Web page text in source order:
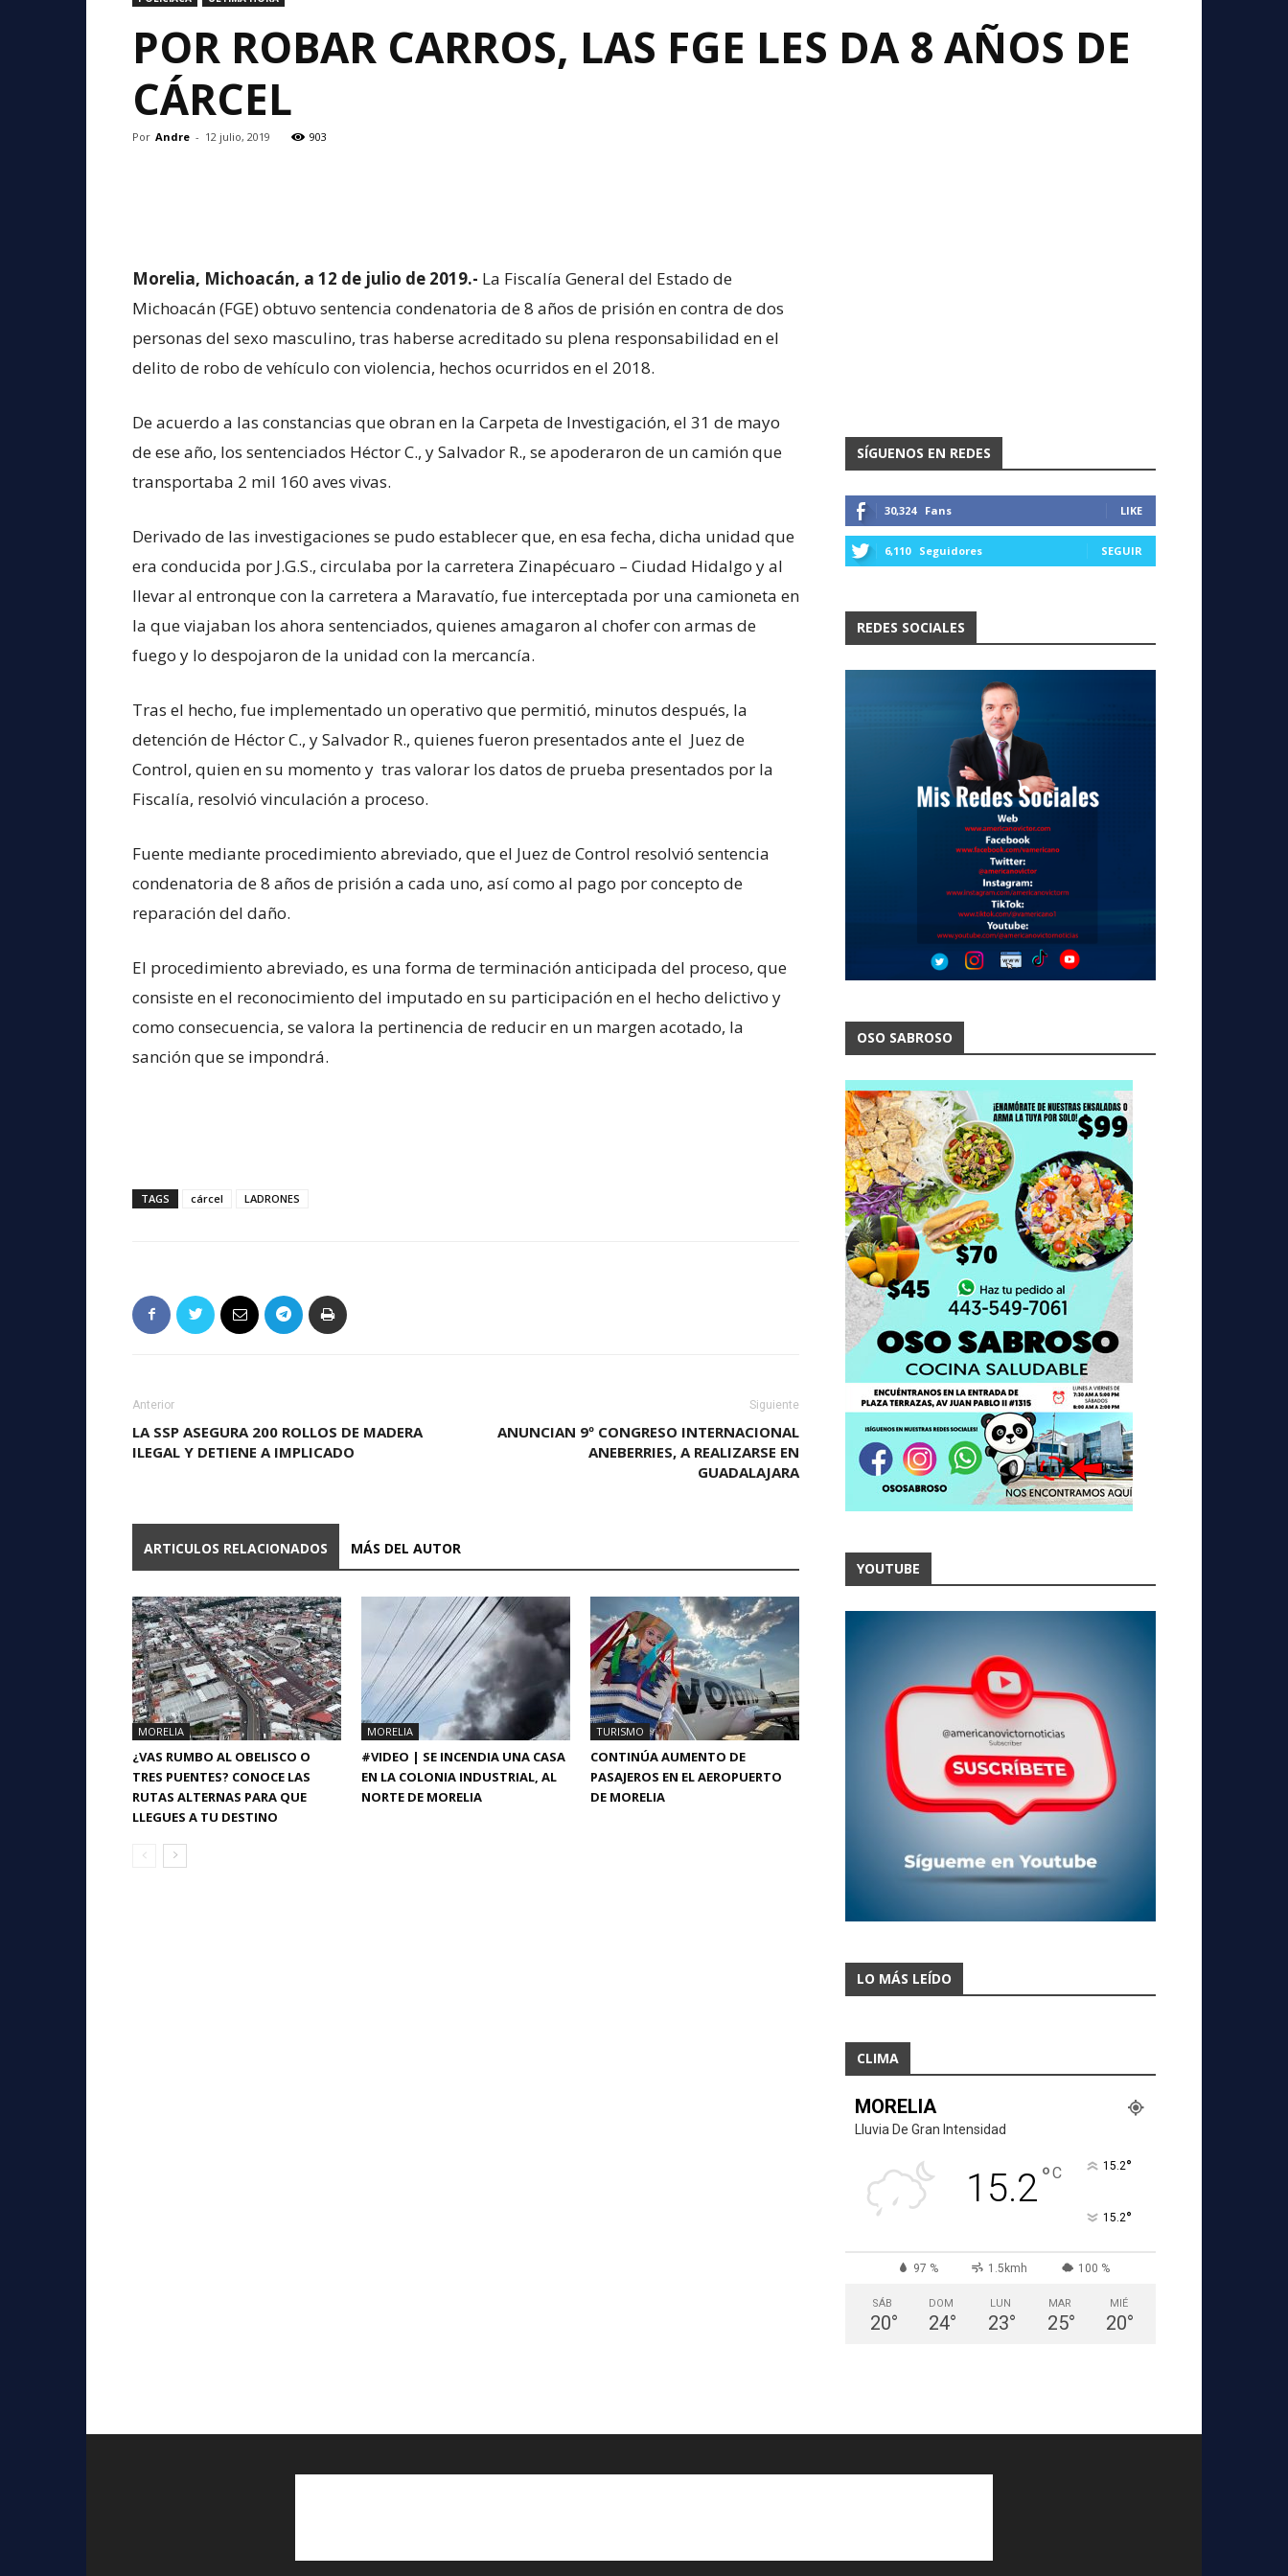
POR ROBAR CARROS, LAS FGE LES DA 8 AÑOS DE
CÁRCEL
Por Andre - 12 julio, 2019 903
Morelia, Michoacán, a 12 de julio de 2019.- La Fiscalía General del Estado de
Michoacán (FGE) obtuvo sentencia condenatoria de 8 años de prisión en contra de dos
personas del sexo masculino, tras haberse acreditado su plena responsabilidad en el
delito de robo de vehículo con violencia, hechos ocurridos en el 2018.
De acuerdo a las constancias que obran en la Carpeta de Investigación, el 31 de mayo
de ese año, los sentenciados Héctor C., y Salvador R., se apoderaron de un camión que
transportaba 2 mil 160 aves vivas.
Derivado de las investigaciones se pudo establecer que, en esa fecha, dicha unidad que
era conducida por J.G.S., circulaba por la carretera Zinapécuaro – Ciudad Hidalgo y al
llevar al entronque con la carretera a Maravatío, fue interceptada por una camioneta en
la que viajaban los ahora sentenciados, quienes amagaron al chofer con armas de
fuego y lo despojaron de la unidad con la mercancía.
Tras el hecho, fue implementado un operativo que permitió, minutos después, la
detención de Héctor C., y Salvador R., quienes fueron presentados ante el Juez de
Control, quien en su momento y tras valorar los datos de prueba presentados por la
Fiscalía, resolvió vinculación a proceso.
Fuente mediante procedimiento abreviado, que el Juez de Control resolvió sentencia
condenatoria de 8 años de prisión a cada uno, así como al pago por concepto de
reparación del daño.
El procedimiento abreviado, es una forma de terminación anticipada del proceso, que
consiste en el reconocimiento del imputado en su participación en el hecho delictivo y
como consecuencia, se valora la pertinencia de reducir en un margen acotado, la
sanción que se impondrá.
TAGS cárcel LADRONES
Anterior
LA SSP ASEGURA 200 ROLLOS DE MADERA
ILEGAL Y DETIENE A IMPLICADO
Siguiente
ANUNCIAN 9º CONGRESO INTERNACIONAL
ANEBERRIES, A REALIZARSE EN
GUADALAJARA
ARTICULOS RELACIONADOS MÁS DEL AUTOR
MORELIA
¿VAS RUMBO AL OBELISCO O
TRES PUENTES? CONOCE LAS
RUTAS ALTERNAS PARA QUE
LLEGUES A TU DESTINO
MORELIA
#VIDEO | SE INCENDIA UNA CASA
EN LA COLONIA INDUSTRIAL, AL
NORTE DE MORELIA
TURISMO
CONTINÚA AUMENTO DE
PASAJEROS EN EL AEROPUERTO
DE MORELIA
SÍGUENOS EN REDES
30,324 Fans LIKE
6,110 Seguidores SEGUIR
REDES SOCIALES
OSO SABROSO
YOUTUBE
LO MÁS LEÍDO
CLIMA
MORELIA
Lluvia De Gran Intensidad
15.2°C 15.2°
15.2°
97 % 1.5kmh 100 %
SÁB
20°
DOM
24°
LUN
23°
MAR
25°
MIÉ
20°